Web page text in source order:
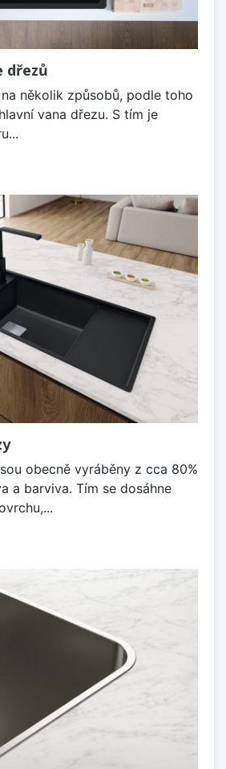
dřezů
několik způsobů, podle toho
vana dřezu. S tím je
obecně vyráběny z cca 80%
a barviva. Tím se dosáhne